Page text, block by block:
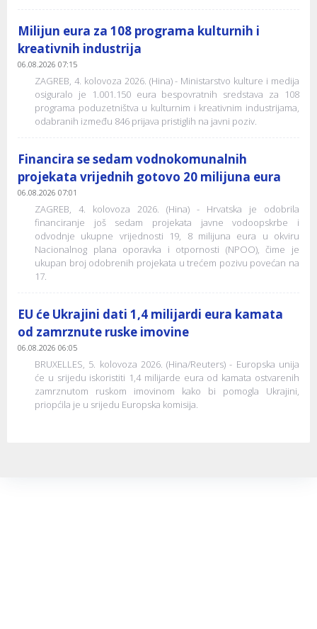
Milijun eura za 108 programa kulturnih i
kreativnih industrija
06.08.2026 07:15
ZAGREB, 4. kolovoza 2026. (Hina) - Ministarstvo kulture i medija
osiguralo je 1.001.150 eura bespovratnih sredstava za 108
programa poduzetništva u kulturnim i kreativnim industrijama,
odabranih između 846 prijava pristiglih na javni poziv.
Financira se sedam vodnokomunalnih
projekata vrijednih gotovo 20 milijuna eura
06.08.2026 07:01
ZAGREB, 4. kolovoza 2026. (Hina) - Hrvatska je odobrila
financiranje još sedam projekata javne vodoopskrbe i
odvodnje ukupne vrijednosti 19, 8 milijuna eura u okviru
Nacionalnog plana oporavka i otpornosti (NPOO), čime je
ukupan broj odobrenih projekata u trećem pozivu povećan na
17.
EU će Ukrajini dati 1,4 milijardi eura kamata
od zamrznute ruske imovine
06.08.2026 06:05
BRUXELLES, 5. kolovoza 2026. (Hina/Reuters) - Europska unija
će u srijedu iskoristiti 1,4 milijarde eura od kamata ostvarenih
zamrznutom ruskom imovinom kako bi pomogla Ukrajini,
priopćila je u srijedu Europska komisija.